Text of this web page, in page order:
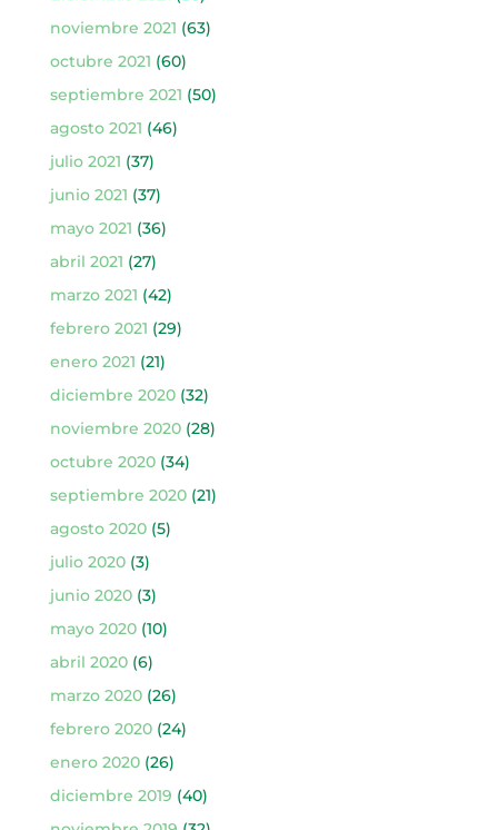
noviembre 2021 (63)
octubre 2021 (60)
septiembre 2021 (50)
agosto 2021 (46)
julio 2021 (37)
junio 2021 (37)
mayo 2021 (36)
abril 2021 (27)
marzo 2021 (42)
febrero 2021 (29)
enero 2021 (21)
diciembre 2020(32)
noviembre 2020(28)
octubre 2020(34)
septiembre 2020(21)
agosto 2020(5)
julio 2020(3)
junio 2020(3)
mayo 2020(10)
abril 2020(6)
marzo 2020(26)
febrero 2020(24)
enero 2020(26)
diciembre 2019 (40)